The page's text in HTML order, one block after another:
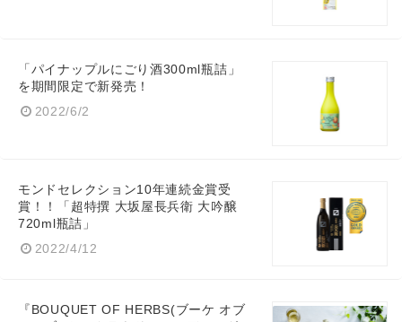
「パイナップルにごり酒300ml瓶詰」
を期間限定で新発売！
2022/6/2
モンドセレクション10年連続金賞受
賞！！「超特撰 大坂屋長兵衛 大吟醸
720ml瓶詰」
2022/4/12
『BOUQUET OF HERBS(ブーケ オブ